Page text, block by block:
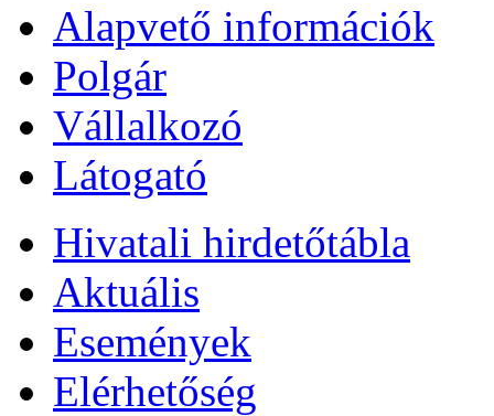
Alapvető információk
Polgár
Vállalkozó
Látogató
Hivatali hirdetőtábla
Aktuális
Események
Elérhetőség